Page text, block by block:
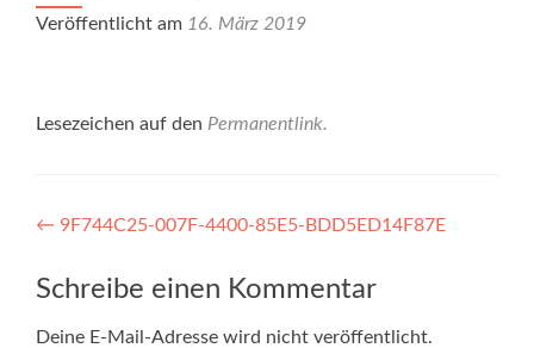
Veröffentlicht am 16. März 2019
Lesezeichen auf den Permanentlink.
Artikel-
Navigation
← 9F744C25-007F-4400-85E5-BDD5ED14F87E
Schreibe einen Kommentar
Deine E-Mail-Adresse wird nicht veröffentlicht.